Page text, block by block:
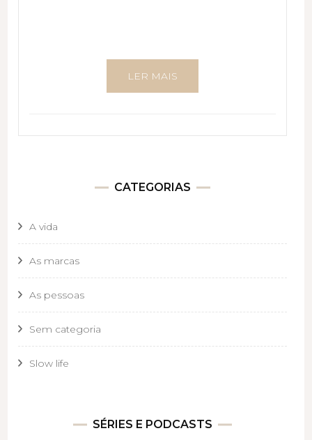
LER MAIS
CATEGORIAS
A vida
As marcas
As pessoas
Sem categoria
Slow life
SÉRIES E PODCASTS